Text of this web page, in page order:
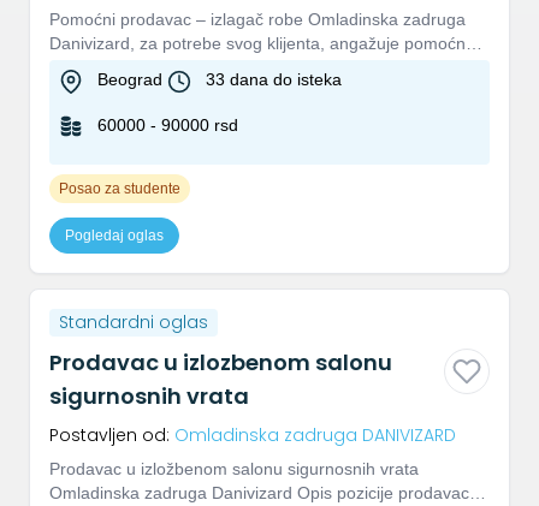
Pomoćni prodavac – izlagač robe Omladinska zadruga
Danivizard, za potrebe svog klijenta, angažuje pomoćnog
prodavca – iz...
Beograd 33 dana do isteka
60000 - 90000 rsd
Posao za studente
Pogledaj oglas
Standardni oglas
Prodavac u izlozbenom salonu
sigurnosnih vrata
Postavljen od: Omladinska zadruga DANIVIZARD
Prodavac u izložbenom salonu sigurnosnih vrata
Omladinska zadruga Danivizard Opis pozicije prodavac i